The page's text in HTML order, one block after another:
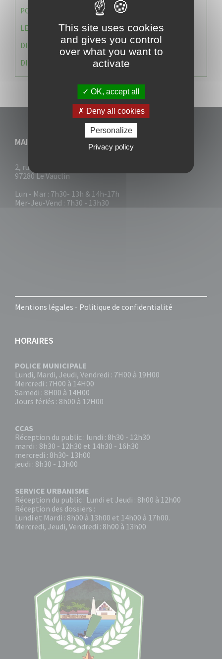
POLICE MUNICIPALE
LE CABINET DU MAIRE
DIRECTION DES RESSOURCES ET MOYENS
DIRECTION DU DEVELLOPPEMENT URBAIN DURABL
MAIRIE DU VAUCLIN
2, rue Collignon
97280 Le Vauclin
Lun - Mar : 7h30- 13h & 14h-17h
Mer-Jeu-Vend : 7h30 - 13h30
Mentions légales - Politique de confidentialité
HORAIRES
POLICE MUNICIPALE
Lundi, Mardi, Jeudi, Vendredi : 7H00 à 19H00
Mercredi : 7H00 à 14H00
Samedi : 8H00 à 14H00
Jours fériés : 8h00 à 12H00
CCAS
Réception du public : lundi : 8h30 - 12h30
mardi : 8h30 - 12h30 et 14h30 - 16h30
mercredi : 8h30- 13h00
jeudi : 8h30 - 13h00
SERVICE URBANISME
Réception du public : Lundi et Jeudi : 8h00 à 12h00
Réception des dossiers :
Lundi et Mardi : 8h00 à 13h00 et 14h00 à 17h00.
Mercredi, Jeudi, Vendredi : 8h00 à 13h00
This site uses cookies
and gives you control
over what you want to
activate
OK, accept all
Deny all cookies
Personalize
Privacy policy